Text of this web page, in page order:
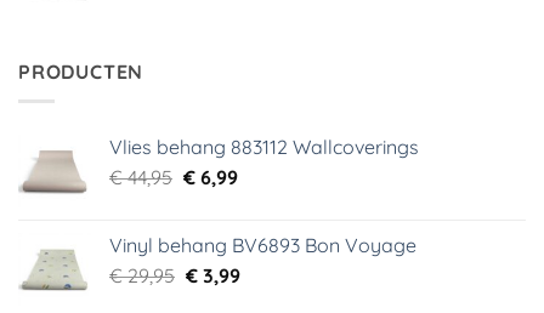
PRODUCTEN
Vlies behang 883112 Wallcoverings
€44,95 Oorspronkelijke
€ 44,95.
€6,99Huidige
€ 6,99.
Vinyl behang BV6893 Bon Voyage
€29,95 Oorspronkelijke
€3,99Huidige